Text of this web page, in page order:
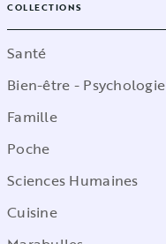
COLLECTIONS
Santé
Bien-être - Psychologie
Famille
Poche
Sciences Humaines
Cuisine